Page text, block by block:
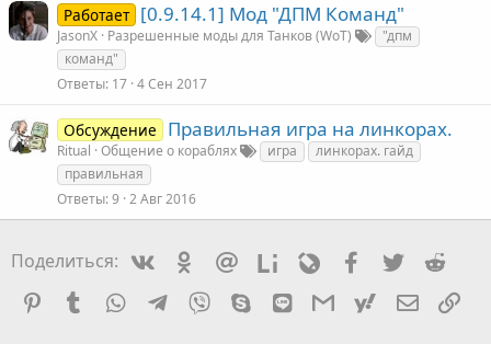
Работает [0.9.14.1] Мод "ДПМ Команд"
JasonX Разрешенные моды для Танков (WoT)
"дпм
команд"
Ответы 17 4 Сен 2017
Обсуждение Правильная игра на линкорах.
Ritual Общение о кораблях игра
линкорах. гайд
правильная
Ответы 9 2 Авг 2016
Поделиться: VkontakteOdnoklassniki
Mail.ruLiveinternetLivejournalFacebook
Twitter
Pinterest
Tumblr WhatsAppTelegram
Viber Skype LineGmailyahoomail